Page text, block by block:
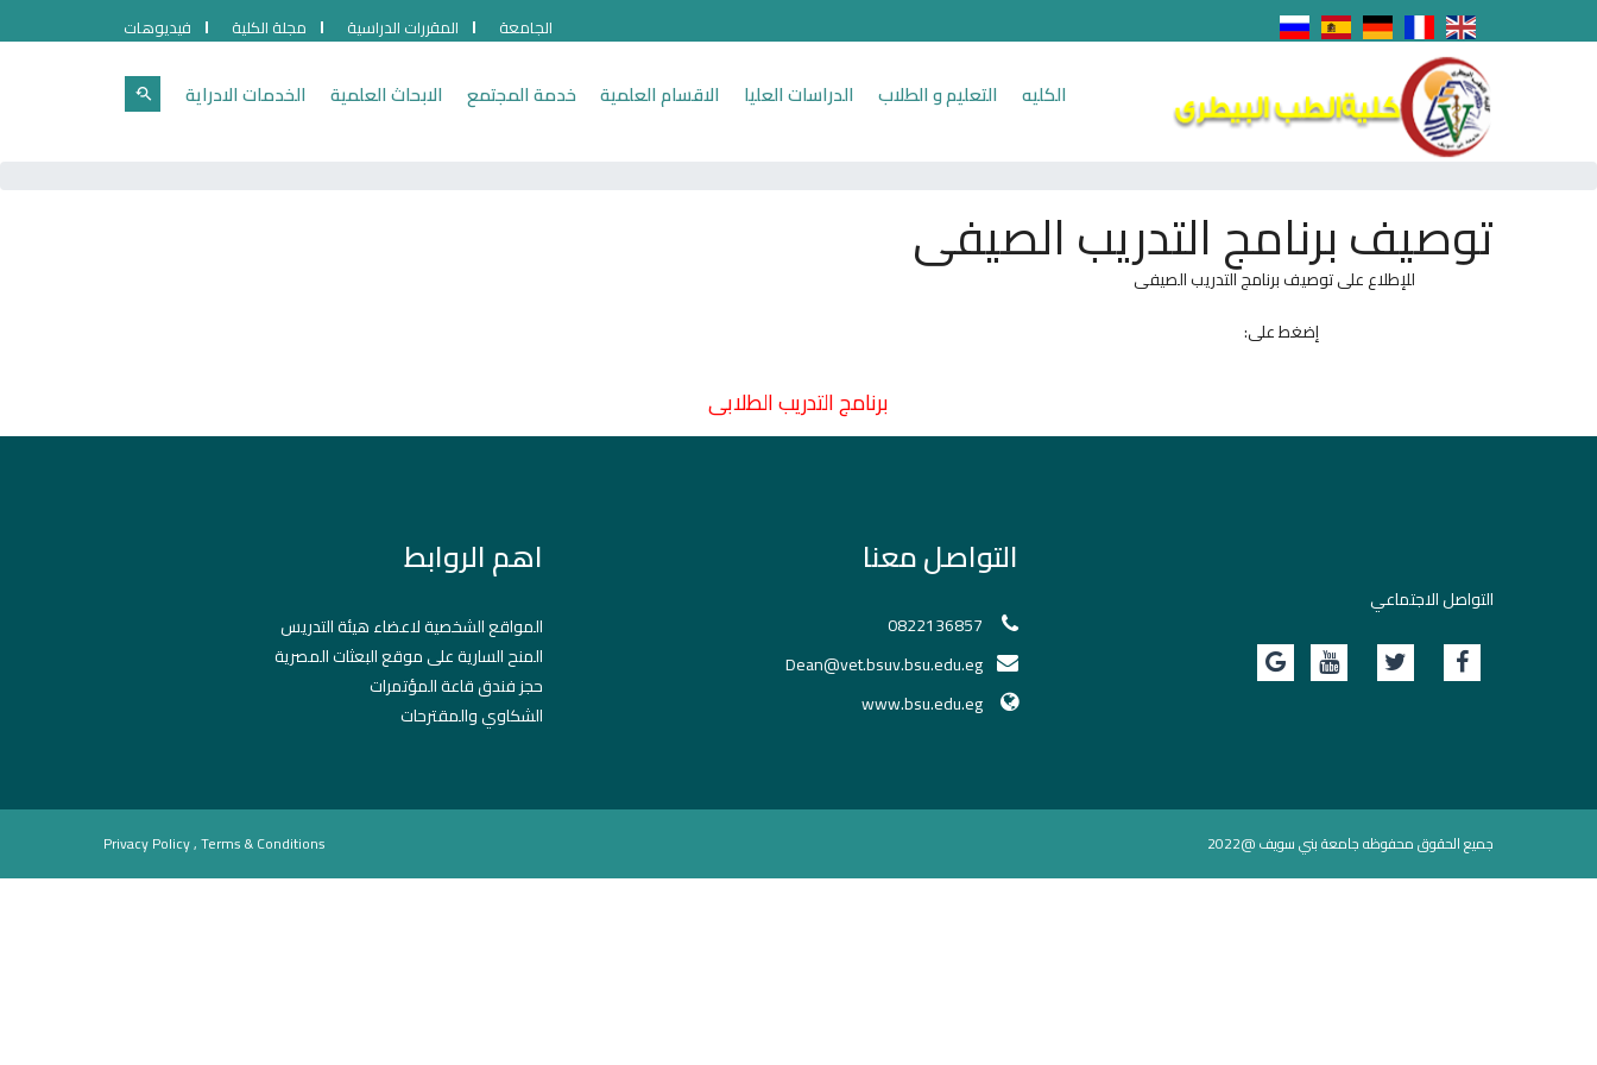
الجامعة المقررات الدراسية مجلة الكلية فيديوهات
الكليه التعليم و الطلاب الدراسات العليا الاقسام العلمية خدمة المجتمع الابحاث العلمية الخدمات الادراية
توصيف برنامج التدريب الصيفى
للإطلاع على توصيف برنامج التدريب الصيفى
إضغط على:
برنامج التدريب الطلابى
التواصل الاجتماعي
التواصل معنا
0822136857
Dean@vet.bsuv.bsu.edu.eg
www.bsu.edu.eg
اهم الروابط
المواقع الشخصية لاعضاء هيئة التدريس
المنح السارية على موقع البعثات المصرية
حجز فندق قاعة المؤتمرات
الشكاوي والمقترحات
جميع الحقوق محفوظه جامعة بني سويف @2022 Privacy Policy , Terms & Conditions